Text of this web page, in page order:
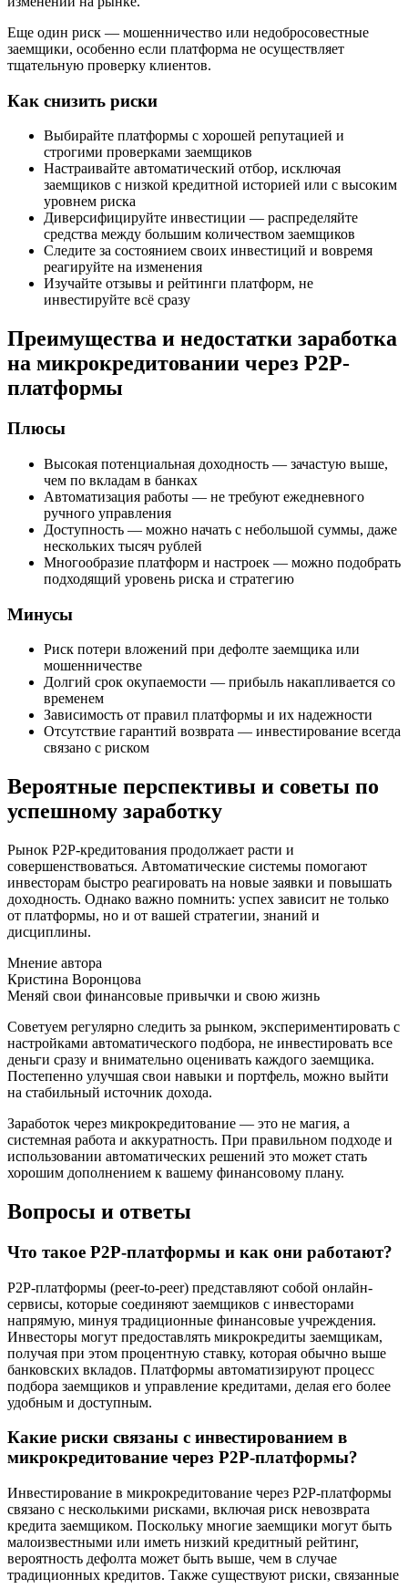
Еще один риск — мошенничество или недобросовестные
заемщики, особенно если платформа не осуществляет
тщательную проверку клиентов.
Как снизить риски
Выбирайте платформы с хорошей репутацией и
строгими проверками заемщиков
Настраивайте автоматический отбор, исключая
заемщиков с низкой кредитной историей или с высоким
уровнем риска
Диверсифицируйте инвестиции — распределяйте
средства между большим количеством заемщиков
Следите за состоянием своих инвестиций и вовремя
реагируйте на изменения
Изучайте отзывы и рейтинги платформ, не
инвестируйте всё сразу
Преимущества и недостатки заработка
на микрокредитовании через P2P-
платформы
Плюсы
Высокая потенциальная доходность — зачастую выше,
чем по вкладам в банках
Автоматизация работы — не требуют ежедневного
ручного управления
Доступность — можно начать с небольшой суммы, даже
нескольких тысяч рублей
Многообразие платформ и настроек — можно подобрать
подходящий уровень риска и стратегию
Минусы
Риск потери вложений при дефолте заемщика или
мошенничестве
Долгий срок окупаемости — прибыль накапливается со
временем
Зависимость от правил платформы и их надежности
Отсутствие гарантий возврата — инвестирование всегда
связано с риском
Вероятные перспективы и советы по
успешному заработку
Рынок P2P-кредитования продолжает расти и
совершенствоваться. Автоматические системы помогают
инвесторам быстро реагировать на новые заявки и повышать
доходность. Однако важно помнить: успех зависит не только
от платформы, но и от вашей стратегии, знаний и
дисциплины.
Мнение автора
Кристина Воронцова
Меняй свои финансовые привычки и свою жизнь
Советуем регулярно следить за рынком, экспериментировать с
настройками автоматического подбора, не инвестировать все
деньги сразу и внимательно оценивать каждого заемщика.
Постепенно улучшая свои навыки и портфель, можно выйти
на стабильный источник дохода.
Заработок через микрокредитование — это не магия, а
системная работа и аккуратность. При правильном подходе и
использовании автоматических решений это может стать
хорошим дополнением к вашему финансовому плану.
Вопросы и ответы
Что такое P2P-платформы и как они работают?
P2P-платформы (peer-to-peer) представляют собой онлайн-
сервисы, которые соединяют заемщиков с инвесторами
напрямую, минуя традиционные финансовые учреждения.
Инвесторы могут предоставлять микрокредиты заемщикам,
получая при этом процентную ставку, которая обычно выше
банковских вкладов. Платформы автоматизируют процесс
подбора заемщиков и управление кредитами, делая его более
удобным и доступным.
Какие риски связаны с инвестированием в
микрокредитование через P2P-платформы?
Инвестирование в микрокредитование через P2P-платформы
связано с несколькими рисками, включая риск невозврата
кредита заемщиком. Поскольку многие заемщики могут быть
малоизвестными или иметь низкий кредитный рейтинг,
вероятность дефолта может быть выше, чем в случае
традиционных кредитов. Также существуют риски, связанные